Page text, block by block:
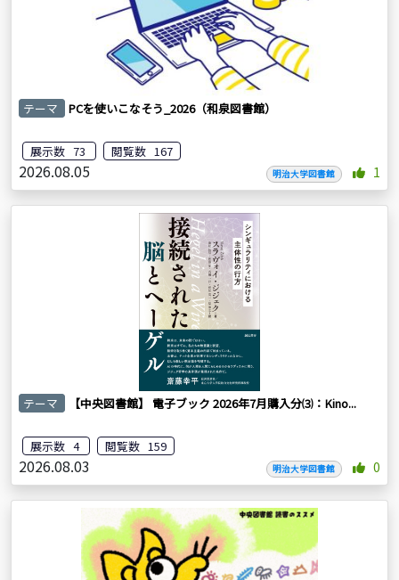
テーマ PCを使いこなそう_2026（和泉図書館）
展示数 73 閲覧数 167
2026.08.05 明治大学図書館 1
テーマ 【中央図書館】 電子ブック 2026年7月購入分⑶：Kino...
展示数 4 閲覧数 159
2026.08.03 明治大学図書館 0